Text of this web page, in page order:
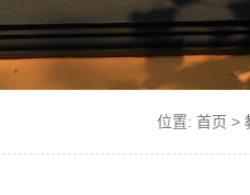
位置: 首页 >